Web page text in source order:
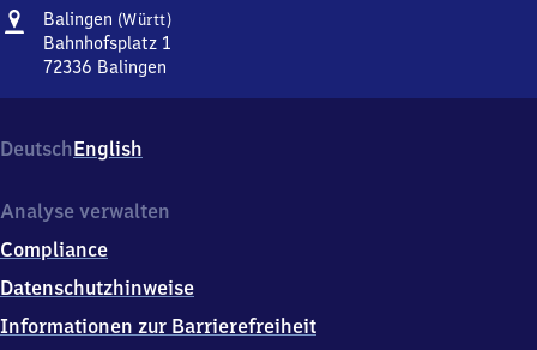
Adresse
Balingen (Württ)Balingen
(Württemberg)
Bahnhofsplatz 1
72336 Balingen
Bahnhofsplatz
1,
2
3
6
DeutschEnglish
Analyse verwalten
Compliance
Datenschutzhinweise
Informationen zur Barrierefreiheit